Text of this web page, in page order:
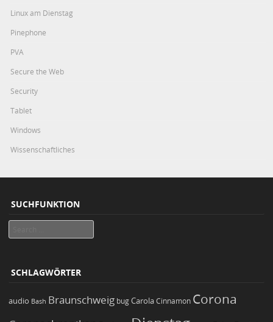
Linux am Dienstag
Pinephone
PVA
Secure the Web
Security
Tablet
Windows
Wissenschaftliches
SUCHFUNKTION
SCHLAGWÖRTER
audio Bash Braunschweig bugCarola Cinnamon Corona